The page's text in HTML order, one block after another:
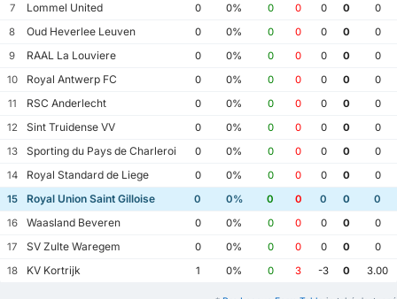
7
Lommel United 0 0% 0 0 0 0
0
8
Oud Heverlee Leuven 0 0% 0 0 0 0
0
9
RAAL La Louviere 0 0% 0 0 0 0
0
10
Royal Antwerp FC 0 0% 0 0 0 0
0
11
RSC Anderlecht 0 0% 0 0 0 0
0
12
Sint Truidense VV 0 0% 0 0 0 0
0
13
Sporting du Pays de Charleroi 0 0% 0 0 0 0
0
14
Royal Standard de Liege 0 0% 0 0 0 0
0
15
Royal Union Saint Gilloise 0 0% 0 0 0 0
0
16
Waasland Beveren 0 0% 0 0 0 0
0
17
SV Zulte Waregem 0 0% 0 0 0 0
0
18
KV Kortrijk 1 0% 0 3 -3 0 3.00